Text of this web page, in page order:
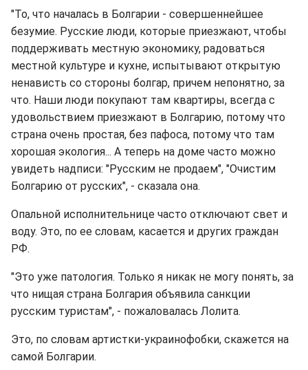
"То, что началась в Болгарии - совершеннейшее
безумие. Русские люди, которые приезжают, чтобы
поддерживать местную экономику, радоваться
местной культуре и кухне, испытывают открытую
ненависть со стороны болгар, причем непонятно, за
что. Наши люди покупают там квартиры, всегда с
удовольствием приезжают в Болгарию, потому что
страна очень простая, без пафоса, потому что там
хорошая экология... А теперь на доме часто можно
увидеть надписи: "Русским не продаем", "Очистим
Болгарию от русских", - сказала она.
Опальной исполнительнице часто отключают свет и
воду. Это, по ее словам, касается и других граждан
РФ.
"Это уже патология. Только я никак не могу понять, за
что нищая страна Болгария объявила санкции
русским туристам", - пожаловалась Лолита.
Это, по словам артистки-украинофобки, скажется на
самой Болгарии.